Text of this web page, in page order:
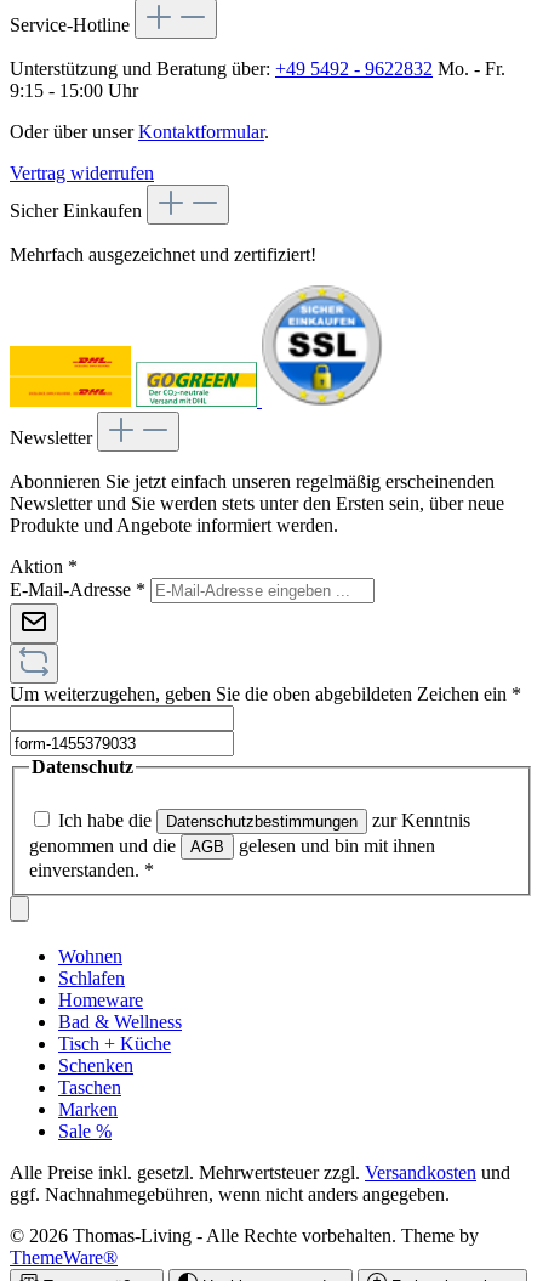
Service-Hotline
Unterstützung und Beratung über: +49 5492 - 9622832 Mo. - Fr.
9:15 - 15:00 Uhr
Oder über unserKontaktformular.
Vertrag widerrufen
Sicher Einkaufen
Mehrfach ausgezeichnet und zertifiziert!
Newsletter
Abonnieren Sie jetzt einfach unseren regelmäßig erscheinenden
Newsletter und Sie werden stets unter den Ersten sein, über neue
Produkte und Angebote informiert werden.
Aktion *
E-Mail-Adresse *
Um weiterzugehen, geben Sie die oben abgebildeten Zeichen ein *
Datenschutz
Ich habe die Datenschutzbestimmungen
zur Kenntnis
genommen und die
AGB
gelesen und bin mit ihnen
einverstanden. *
Wohnen
Schlafen
Homeware
Bad & Wellness
Tisch + Küche
Schenken
Taschen
Marken
Sale %
Alle Preise inkl. gesetzl. Mehrwertsteuer zzgl. Versandkosten und
ggf. Nachnahmegebühren, wenn nicht anders angegeben.
© 2026 Thomas-Living - Alle Rechte vorbehalten. Theme by
ThemeWare®